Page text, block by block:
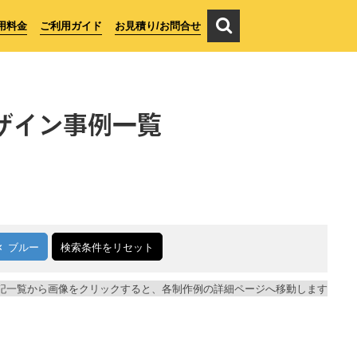
料金 ご利用ガイド お見積り/お問合せ
イン事例一覧
ブルー 検索条件をリセット
一覧から画像をクリックすると、各制作例の詳細ページへ移動します